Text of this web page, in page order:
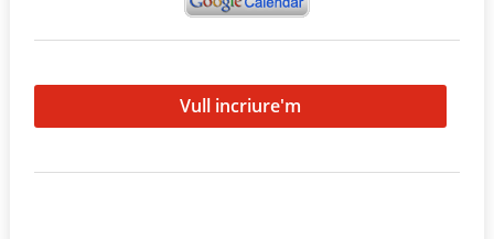
Vull incriure'm